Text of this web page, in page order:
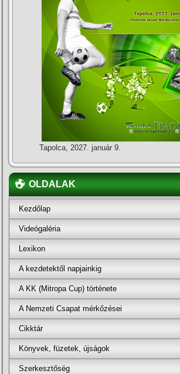
Tapolca, 2027. január 9.
OLDALAK
Kezdőlap
Videógaléria
Lexikon
A kezdetektől napjainkig
A KK (Mitropa Cup) története
A Nemzeti Csapat mérkőzései
Cikktár
Könyvek, füzetek, újságok
Szerkesztőség